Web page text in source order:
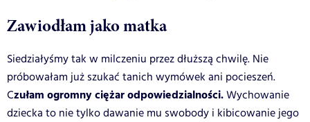
Zawiodłam jako matka
Siedziałyśmy tak w milczeniu przez dłuższą chwilę. Nie
próbowałam już szukać tanich wymówek ani pocieszeń.
Czułam ogromny ciężar odpowiedzialności.Wychowanie
dziecka to nie tylko dawanie mu swobody i kibicowanie jego